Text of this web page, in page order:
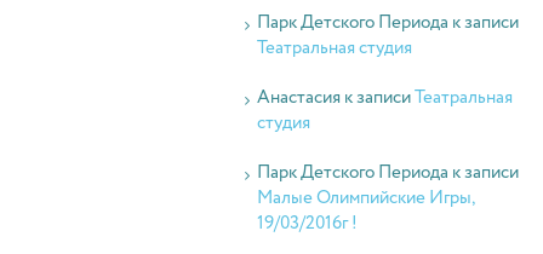
Парк Детского Периода к записи
Театральная студия
Анастасияк записиТеатральная
студия
Парк Детского Периода к записи
Малые Олимпийские Игры,
19/03/2016г !